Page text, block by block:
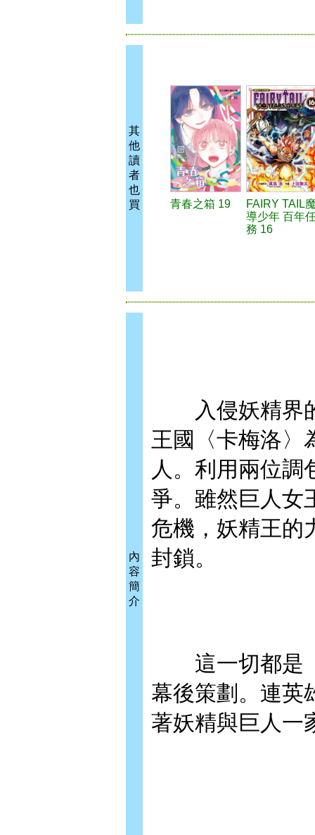
其
他
讀
者
也
買
青春之箱 19
FAIRY TAIL
導少年 百年
務 16
內
容
簡
介
入侵妖精界的
王國〈卡梅洛〉
人。利用兩位調
爭。雖然巨人女
危機，妖精王的
封鎖。
這一切都是〈
幕後策劃。連英
著妖精與巨人一